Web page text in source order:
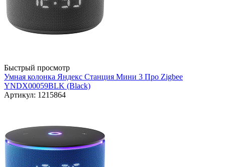
Быстрый просмотр
Умная колонка Яндекс Станция Мини 3 Про Zigbee
YNDX00059BLK (Black)
Артикул: 1215864